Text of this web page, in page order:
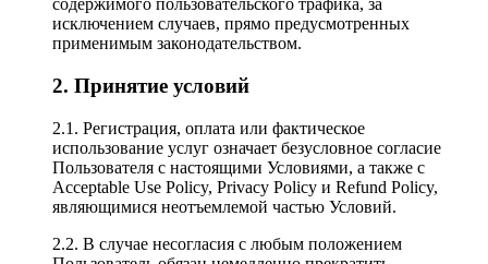
содержимого пользовательского трафика, за
исключением случаев, прямо предусмотренных
применимым законодательством.
2. Принятие условий
2.1. Регистрация, оплата или фактическое
использование услуг означает безусловное согласие
Пользователя с настоящими Условиями, а также с
Acceptable Use Policy, Privacy Policy и Refund Policy,
являющимися неотъемлемой частью Условий.
2.2. В случае несогласия с любым положением